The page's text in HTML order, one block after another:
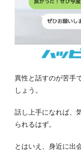
異性と話すのが苦手
しょう。
話し上手になれば、
られるはず。
とはいえ、身近に出